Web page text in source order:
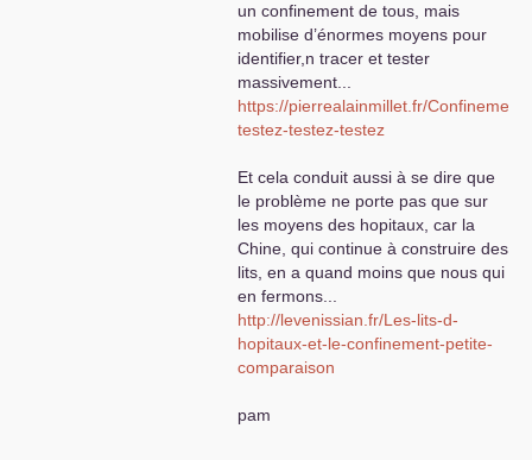
un confinement de tous, mais
mobilise d’énormes moyens pour
identifier,n tracer et tester
massivement...
https://pierrealainmillet.fr/Confinement-
testez-testez-testez
Et cela conduit aussi à se dire que
le problème ne porte pas que sur
les moyens des hopitaux, car la
Chine, qui continue à construire des
lits, en a quand moins que nous qui
en fermons...
http://levenissian.fr/Les-lits-d-
hopitaux-et-le-confinement-petite-
comparaison
pam